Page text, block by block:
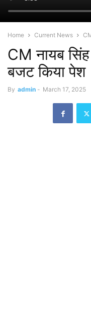
Home Current News
CM नायब
बजट किया पेश
By admin - March 17, 2025